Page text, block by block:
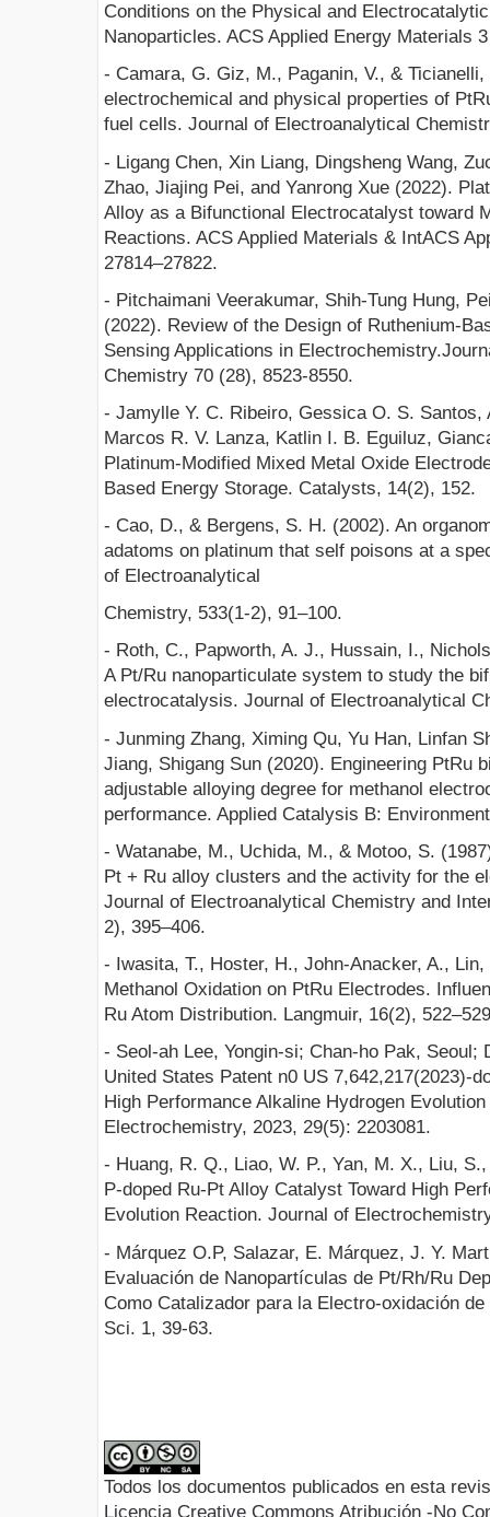
Conditions on the Physical and
Nanoparticles. ACS Applied Energy Materials
- Camara, G. Giz, M., Paganin, V., &
electrochemical and physical properties of
fuel cells. Journal of Electroanalytical
- Ligang Chen, Xin Liang, Dingsheng Wang,
Zhao, Jiajing Pei, and Yanrong Xue (2022).
Alloy as a Bifunctional Electrocatalyst toward
Reactions. ACS Applied Materials & IntACS
27814–27822.
- Pitchaimani Veerakumar, Shih-Tung Hung,
(2022). Review of the Design of Ruthenium-
Sensing Applications in
Chemistry 70 (28), 8523-8550.
- Jamylle Y. C. Ribeiro, Gessica O. S. Santos,
Marcos R. V. Lanza, Katlin I. B. Eguiluz,
Platinum-Modified Mixed Metal Oxide
Based Energy Storage. Catalysts, 14(2), 152.
- Cao, D., & Bergens, S. H. (2002). An
adatoms on platinum that self poisons at a
of Electroanalytical
Chemistry, 533(1-2), 91–100.
- Roth, C., Papworth, A. J., Hussain, I.,
A Pt/Ru nanoparticulate system to study the
electrocatalysis. Journal of Electroanalytical
- Junming Zhang, Ximing Qu, Yu Han, Linfan
Jiang, Shigang Sun (2020). Engineering PtRu
adjustable alloying degree for methanol
performance. Applied Catalysis B:
- Watanabe, M., Uchida, M., & Motoo, S.
Pt + Ru alloy clusters and the activity for the
Journal of Electroanalytical Chemistry and
2), 395–406.
- Iwasita, T., Hoster, H., John-Anacker, A.,
Methanol Oxidation on PtRu Electrodes.
Ru Atom Distribution. Langmuir, 16(2),
- Seol-ah Lee, Yongin-si; Chan-ho Pak, Seoul;
United States Patent n0 US 7,642,217(2023)-
High Performance Alkaline Hydrogen
Electrochemistry, 2023, 29(5): 2203081.
- Huang, R. Q., Liao, W. P., Yan, M. X., Liu,
P-doped Ru-Pt Alloy Catalyst Toward High
Evolution Reaction. Journal of
- Márquez O.P, Salazar, E. Márquez, J. Y.
Evaluación de Nanopartículas de Pt/Rh/Ru
Como Catalizador para la Electro-oxidación
Sci. 1, 39-63.
Todos los documentos publicados en esta
Licencia Creative Commons Atribución -No